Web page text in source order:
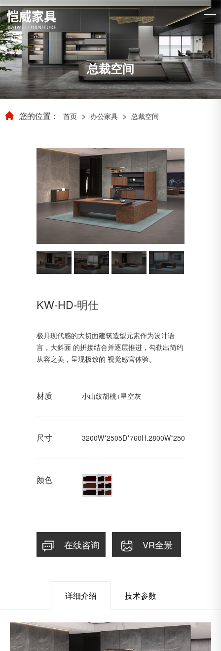
总裁空间
您的位置： 首页 > 办公家具 > 总裁空间
KW-HD-明仕
极具现代感的大切面建筑造型元素作为设计语
言，大斜面 的拼接结合并逐层推进，勾勒出简约
从容之美，呈现极致的 视觉感官体验。
材质 小山纹胡桃+星空灰
尺寸
颜色
在线咨询 VR全景
详细介绍 技术参数